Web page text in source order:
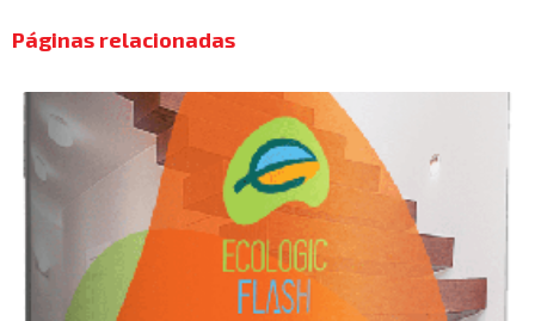
Páginas relacionadas